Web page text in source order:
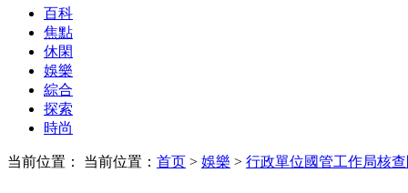
百科
焦點
休閑
娛樂
綜合
探索
時尚
当前位置： 当前位置： 首页 > 娛樂 > 行政單位國管工作局核